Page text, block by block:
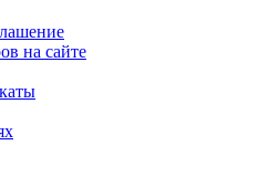
на сайте